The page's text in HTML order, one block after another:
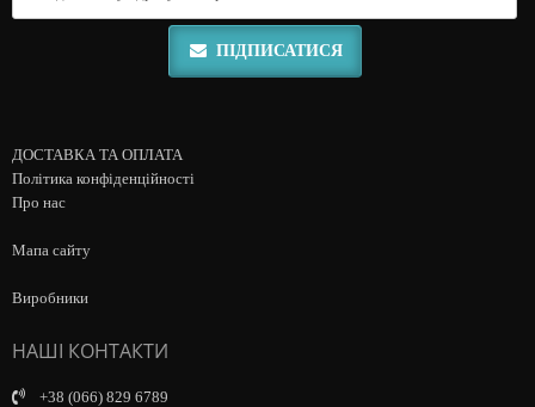
ПІДПИСАТИСЯ
ДОСТАВКА ТА ОПЛАТА
Політика конфіденційності
Про нас
Мапа сайту
Виробники
НАШІ КОНТАКТИ
+38 (066) 829 6789